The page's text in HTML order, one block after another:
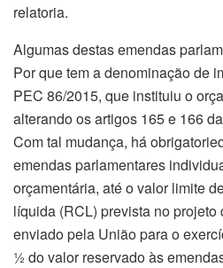
relatoria.
Algumas destas emendas
Por que tem a denominação de
PEC 86/2015, que instituiu o
alterando os artigos 165 e 166
Com tal mudança, há
emendas parlamentares
orçamentária, até o valor limite
líquida (RCL) prevista no projeto
enviado pela União para o
½ do valor reservado às